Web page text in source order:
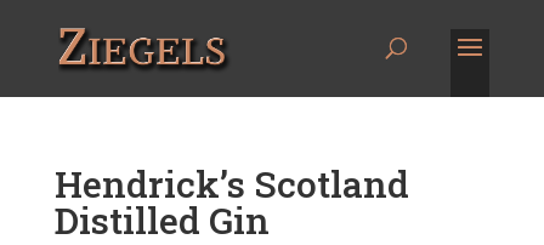
Hendrick’s Scotland
Distilled Gin